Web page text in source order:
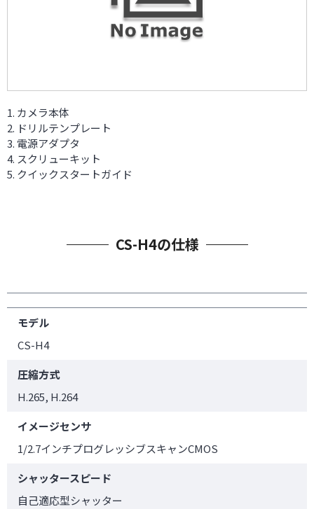
カメラ本体
ドリルテンプレート
電源アダプタ
スクリューキット
クイックスタートガイド
CS-H4の仕様
モデル
CS-H4
圧縮方式
H.265, H.264
イメージセンサ
1/2.7インチプログレッシブスキャンCMOS
シャッタースピード
自己適応型シャッター